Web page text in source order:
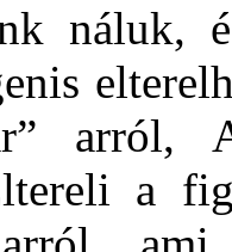
náluk,
arról,
a